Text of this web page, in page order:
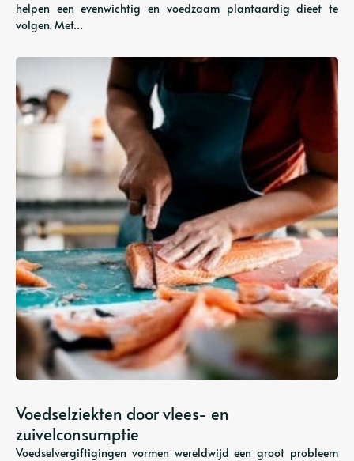
helpen een evenwichtig en voedzaam plantaardig dieet te
volgen. Met…
Voedselziekten door vlees- en
zuivelconsumptie
Voedselvergiftigingen vormen wereldwijd een groot probleem